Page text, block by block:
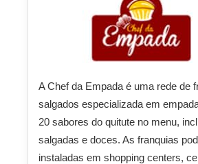
A Chef da Empada é uma rede de
salgados especializada em
20 sabores do quitute no menu,
salgadas e doces. As franquias
instaladas em shopping centers,